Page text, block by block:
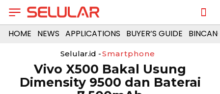
HOME NEWS APPLICATIONS BUYER’S GUIDE
Selular.id -Smartphone
Vivo X500 Bakal Usung
Dimensity 9500 dan Baterai